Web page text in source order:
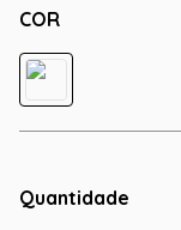
COR
Quantidade